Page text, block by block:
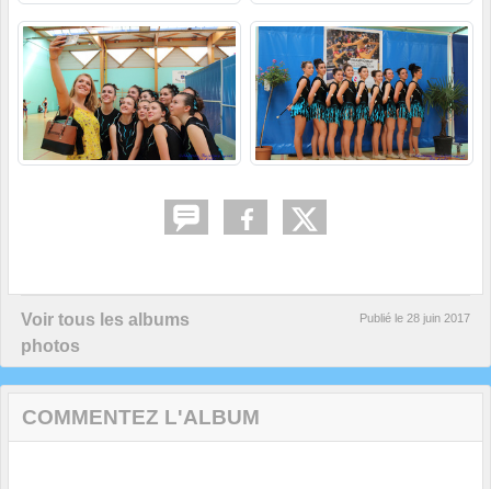
Voir tous les albums
photos
Publié le 28 juin 2017
COMMENTEZ L'ALBUM